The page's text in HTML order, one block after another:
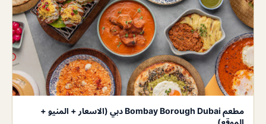
مطعم Bombay Borough Dubai دبي (الاسعار + المنيو +